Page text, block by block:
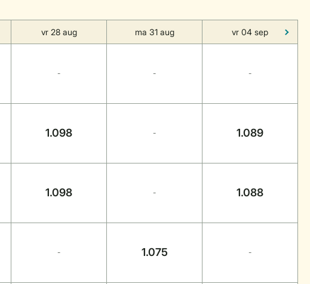
vr 28 aug ma 31 aug vr 04 sep
- - -
1.098 - 1.089
1.098 - 1.088
- 1.075 -